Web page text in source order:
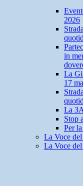
2026
in
La
17
La
Stop
Per
La Voce
La Voce